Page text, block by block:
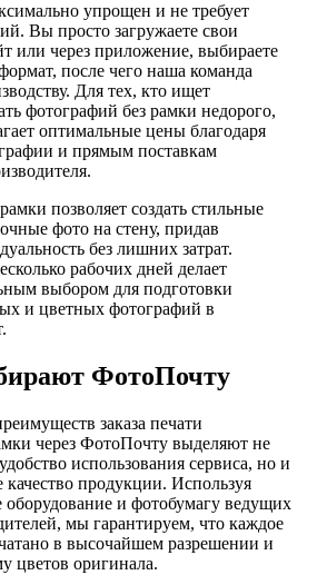
упрощен и не требует
Вы просто загружаете свои
или через приложение, выбираете
после чего наша команда
Для тех, кто ищет
фотографий без рамки недорого,
оптимальные цены благодаря
и прямым поставкам
позволяет создать стильные
фото на стену, придав
без лишних затрат.
рабочих дней делает
выбором для подготовки
и цветных фотографий в
ФотоПочту
заказа печати
через ФотоПочту выделяют не
использования сервиса, но и
качество продукции. Используя
оборудование и фотобумагу ведущих
мы гарантируем, что каждое
в высочайшем разрешении и
цветов оригинала.